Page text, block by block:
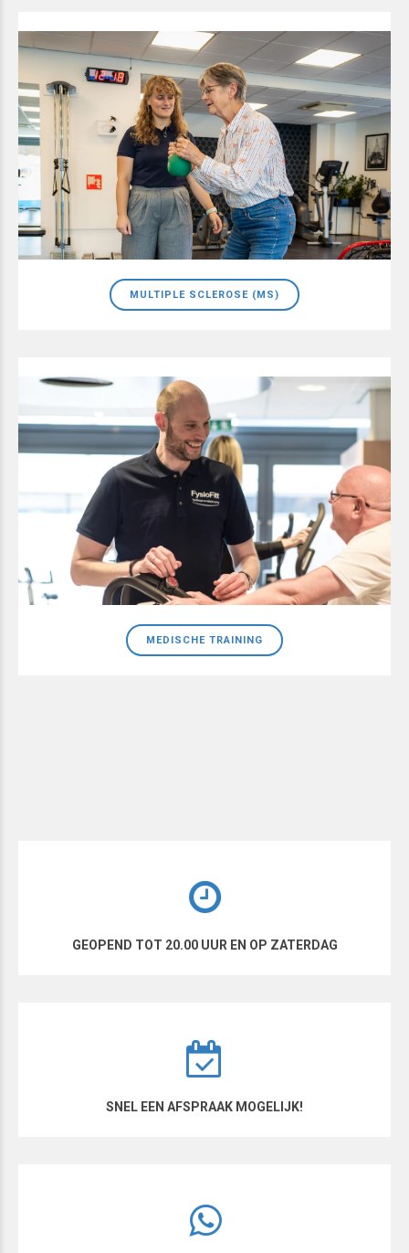
MULTIPLE SCLEROSE (MS)
MEDISCHE TRAINING
GEOPEND TOT 20.00 UUR EN OP ZATERDAG
SNEL EEN AFSPRAAK MOGELIJK!